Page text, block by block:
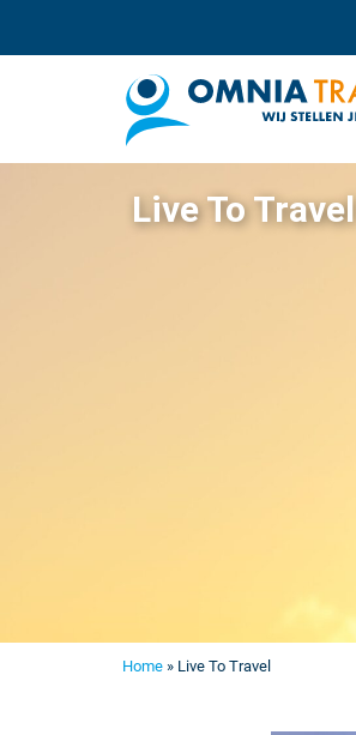
Live To Travel
Home » Live To Travel